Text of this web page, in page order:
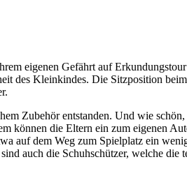
eigenen Gefährt auf
des Kleinkindes. Die Sitzposition
Zubehör entstanden. Und wie
können die Eltern ein zum eigenen
auf dem Weg zum Spielplatz ein
auch die Schuhschützer, welche die